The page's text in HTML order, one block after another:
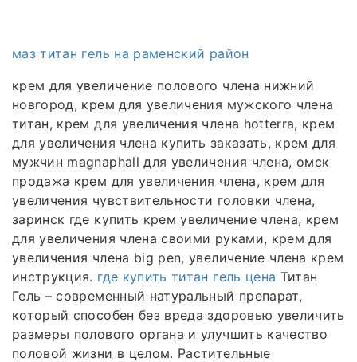
маз титан гель на раменский район
крем для увеличение полового члена нижний
новгород, крем для увеличения мужского члена
титан, крем для увеличения члена hotterra, крем
для увеличения члена купить заказать, крем для
мужчин magnaphall для увеличения члена, омск
продажа крем для увеличения члена, крем для
увеличения чувствительности головки члена,
заринск где купить крем увеличение члена, крем
для увеличения члена своими руками, крем для
увеличения члена big pen, увеличение члена крем
инструкция. где купить титан гель цена Титан
Гель – современный натуральный препарат,
который способен без вреда здоровью увеличить
размеры полового органа и улучшить качество
половой жизни в целом. Растительные